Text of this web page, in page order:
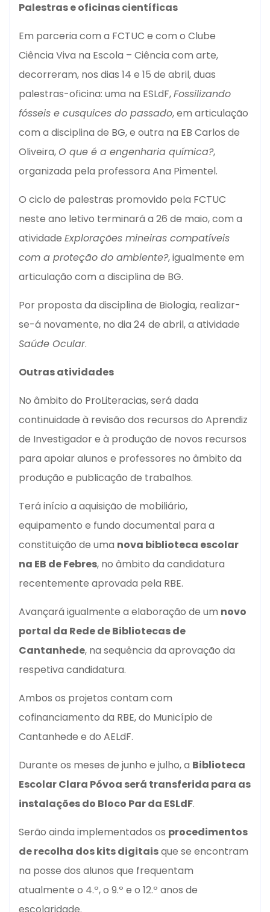
Palestras e oficinas científicas
Em parceria com a FCTUC e com o Clube
Ciência Viva na Escola – Ciência com arte,
decorreram, nos dias 14 e 15 de abril, duas
palestras-oficina: uma na ESLdF,Fossilizando
fósseis e cusquices do passado, em articulação
com a disciplina de BG, e outra na EB Carlos de
Oliveira, O que é a engenharia química?,
organizada pela professora Ana Pimentel.
O ciclo de palestras promovido pela FCTUC
neste ano letivo terminará a 26 de maio, com a
atividade Explorações mineiras compatíveis
com a proteção do ambiente?, igualmente em
articulação com a disciplina de BG.
Por proposta da disciplina de Biologia, realizar-
se-á novamente, no dia 24 de abril, a atividade
Saúde Ocular.
Outras atividades
No âmbito do ProLiteracias, será dada
continuidade à revisão dos recursos do Aprendiz
de Investigador e à produção de novos recursos
para apoiar alunos e professores no âmbito da
produção e publicação de trabalhos.
Terá início a aquisição de mobiliário,
equipamento e fundo documental para a
constituição de uma nova biblioteca escolar
na EB de Febres, no âmbito da candidatura
recentemente aprovada pela RBE.
Avançará igualmente a elaboração de um novo
portal da Rede de Bibliotecas de
Cantanhede, na sequência da aprovação da
respetiva candidatura.
Ambos os projetos contam com
cofinanciamento da RBE, do Município de
Cantanhede e do AELdF.
Durante os meses de junho e julho, a Biblioteca
Escolar Clara Póvoa será transferida para as
instalações do Bloco Par da ESLdF.
Serão ainda implementados os procedimentos
de recolha dos kits digitaisque se encontram
na posse dos alunos que frequentam
atualmente o 4.º, o 9.º e o 12.º anos de